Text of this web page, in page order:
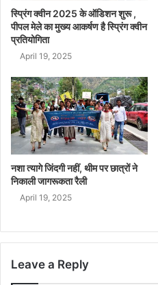
स्प्रिंग क्वीन 2025 के ऑडिशन शुरू ,
पीपल मेले का मुख्य आकर्षण है स्प्रिंग क्वीन
प्रतियोगिता
April 19, 2025
नशा त्यागे जिंदगी नहीं, थीम पर छात्रों ने
निकाली जागरूकता रैली
April 19, 2025
Leave a Reply